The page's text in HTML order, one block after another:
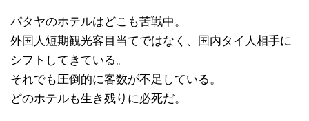
パタヤのホテルはどこも苦戦中。
外国人短期観光客目当てではなく、国内タイ人相手に
シフトしてきている。
それでも圧倒的に客数が不足している。
どのホテルも生き残りに必死だ。